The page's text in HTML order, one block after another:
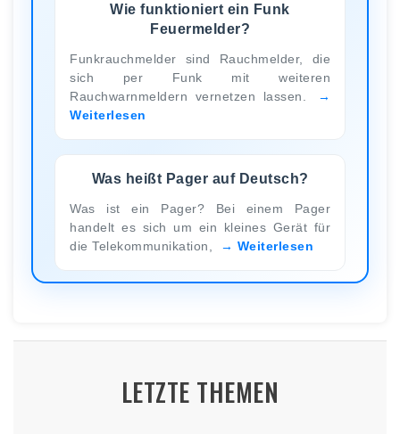
Wie funktioniert ein Funk
Feuermelder?
Funkrauchmelder sind Rauchmelder, die
sich per Funk mit weiteren
Rauchwarnmeldern vernetzen lassen.
Weiterlesen
Was heißt Pager auf Deutsch?
Was ist ein Pager? Bei einem Pager
handelt es sich um ein kleines Gerät für
die Telekommunikation,
Weiterlesen
LETZTE THEMEN